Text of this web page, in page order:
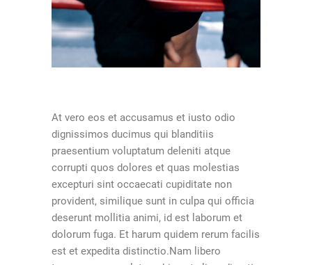
At vero eos et accusamus et iusto odio
dignissimos ducimus qui blanditiis
praesentium voluptatum deleniti atque
corrupti quos dolores et quas molestias
excepturi sint occaecati cupiditate non
provident, similique sunt in culpa qui officia
deserunt mollitia animi, id est laborum et
dolorum fuga. Et harum quidem rerum facilis
est et expedita distinctio.Nam libero